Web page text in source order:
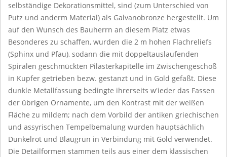
selbständige Dekorationsmittel, sind (zum Unterschied von
Putz und anderm Material) als Galvanobronze hergestellt. Um
auf den Wunsch des Bauherrn an diesem Platz etwas
Besonderes zu schaffen, wurden die 2 m hohen Flachreliefs
(Sphinx und Pfau), sodann die mit doppeltauslaufenden
Spiralen geschmückten Pilasterkapitelle im Zwischengeschoß
in Kupfer getrieben bezw. gestanzt und in Gold gefaßt. Diese
dunkle Metallfassung bedingte ihrerseits w'ieder das Fassen
der übrigen Ornamente, um den Kontrast mit der weißen
Fläche zu mildem; nach dem Vorbild der antiken griechischen
und assyrischen Tempelbemalung wurden hauptsächlich
Dunkelrot und Blaugrün in Verbindung mit Gold verwendet.
Die Detailformen stammen teils aus einer dem klassischen